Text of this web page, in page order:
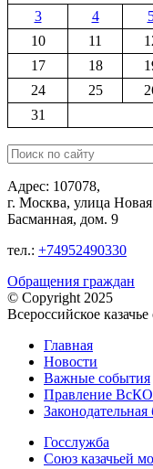
3
4
10
11
17
18
24
25
31
Поиск:
Адрес: 107078,
г. Москва, улица Новая
Басманная, дом. 9
тел.: +74952490330
Обращения граждан
© Copyright 2025
Всероссийское
Главная
Новости
Важные события
Правление ВсКО
Законодательная
Госслужба
Союз казачьей